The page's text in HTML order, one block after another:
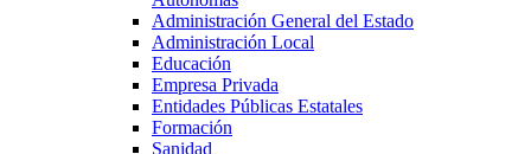
Administración General del Estado
Administración Local
Educación
Empresa Privada
Entidades Públicas Estatales
Formación
Sanidad